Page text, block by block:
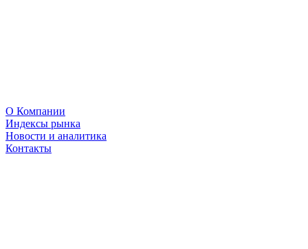
О Компании
Индексы рынка
Новости и аналитика
Контакты